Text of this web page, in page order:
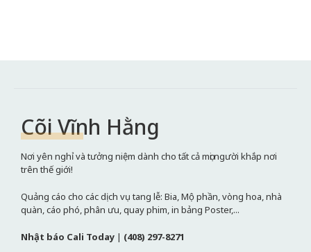
Cõi Vĩnh Hằng
Nơi yên nghỉ và tưởng niệm dành cho tất cả mọi người khắp nơi
trên thế giới!
Quảng cáo cho các dịch vụ tang lễ: Bia, Mộ phần, vòng hoa, nhà
quàn, cáo phó, phân ưu, quay phim, in bảng Poster,...
Nhật báo Cali Today | (408) 297-8271